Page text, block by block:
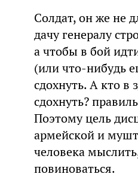
Солдат, он же не
дачу генералу
а чтобы в бой
(или что-нибудь
сдохнуть. А кто в
сдохнуть?
Поэтому цель
армейской и
человека
повиноваться.